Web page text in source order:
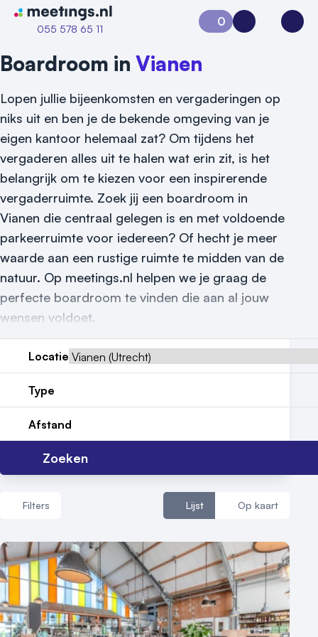
Naar home van Meetings
055 578 65 11
Vraag locatie aan
Locatiegids
Meld locatie aan
Nieuws
Contact
0
Aanvraag 0Inloggen
Boardroom in Vianen
Lopen jullie bijeenkomsten en vergaderingen op
niks uit en ben je de bekende omgeving van je
eigen kantoor helemaal zat? Om tijdens het
vergaderen alles uit te halen wat erin zit, is het
belangrijk om te kiezen voor een inspirerende
vergaderruimte. Zoek jij een boardroom in
Vianen die centraal gelegen is en met voldoende
parkeerruimte voor iedereen? Of hecht je meer
waarde aan een rustige ruimte te midden van de
natuur. Op meetings.nl helpen we je graag de
perfecte boardroom te vinden die aan al jouw
wensen voldoet.
Locatie
Type
Afstand
Zoeken
Filters Lijst Op kaart
Aantal zalen
1 - 5 zalen
6 - 10 zalen
10 of meer zalen